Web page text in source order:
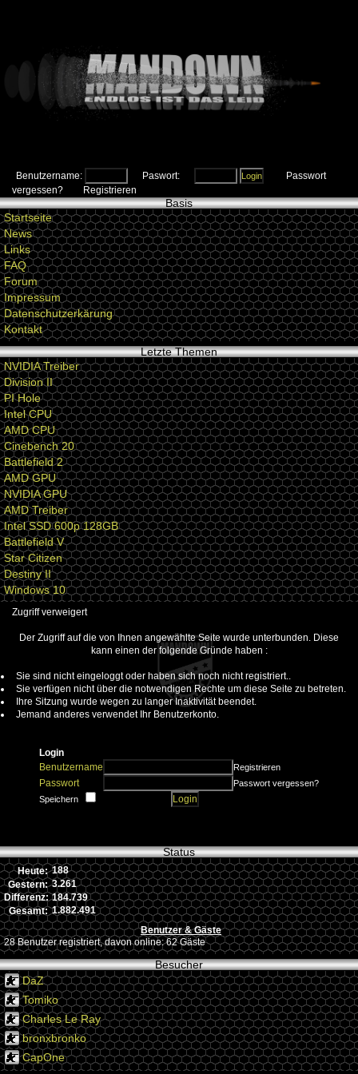
Benutzername: Paswort:
Passwort
vergessen?
Registrieren
Basis
Startseite
News
Links
FAQ
Forum
Impressum
Datenschutzerkärung
Kontakt
Letzte Themen
NVIDIA Treiber
Division II
PI Hole
Intel CPU
AMD CPU
Cinebench 20
Battlefield 2
AMD GPU
NVIDIA GPU
AMD Treiber
Intel SSD 600p 128GB
Battlefield V
Star Citizen
Destiny II
Windows 10
Zugriff verweigert
Der Zugriff auf die von Ihnen angewählte Seite wurde unterbunden. Diese
kann einen der folgende Gründe haben :
Sie sind nicht eingeloggt oder haben sich noch nicht registriert..
Sie verfügen nicht über die notwendigen Rechte um diese Seite zu betreten.
Ihre Sitzung wurde wegen zu langer Inaktivität beendet.
Jemand anderes verwendet Ihr Benutzerkonto.
Login
Benutzername
Registrieren
Passwort
Passwort vergessen?
Speichern
Status
Heute: 188
Gestern: 3.261
Differenz: 184.739
Gesamt: 1.882.491
Benutzer & Gäste
28 Benutzer registriert, davon online: 62 Gäste
Besucher
DaZ
Tomiko
Charles Le Ray
bronxbronko
CapOne